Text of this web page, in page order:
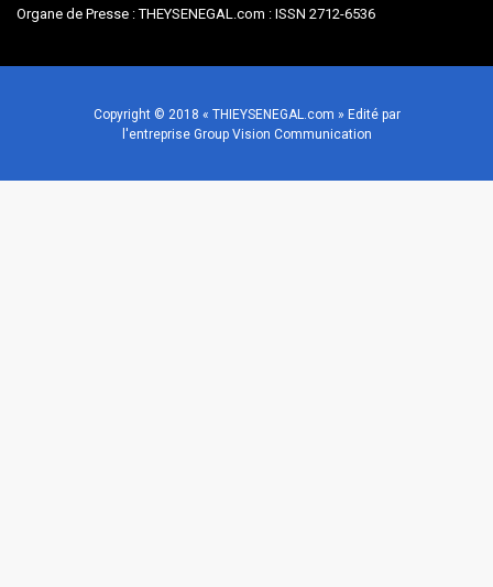
Organe de Presse : THEYSENEGAL.com : ISSN 2712-6536
Copyright © 2018 « THIEYSENEGAL.com » Edité par
l'entreprise Group Vision Communication